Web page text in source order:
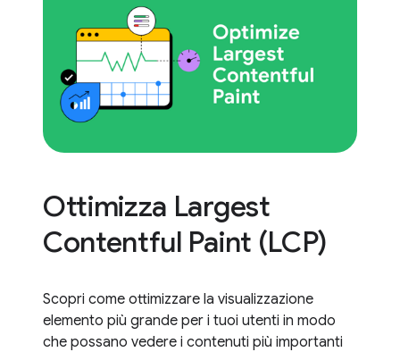
Ottimizza Largest
Contentful Paint (LCP)
Scopri come ottimizzare la visualizzazione
elemento più grande per i tuoi utenti in modo
che possano vedere i contenuti più importanti